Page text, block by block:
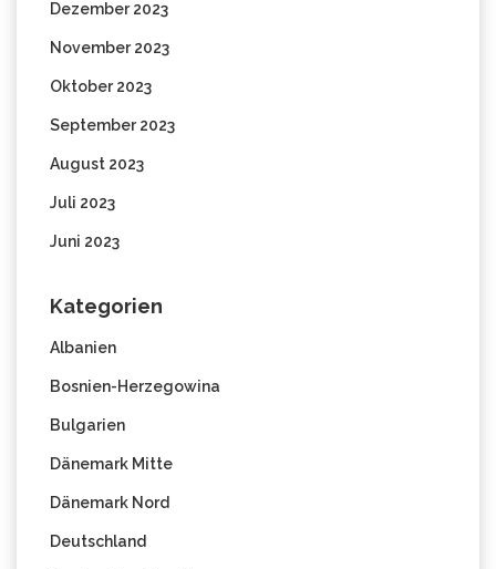
Dezember 2023
November 2023
Oktober 2023
September 2023
August 2023
Juli 2023
Juni 2023
Kategorien
Albanien
Bosnien-Herzegowina
Bulgarien
Dänemark Mitte
Dänemark Nord
Deutschland